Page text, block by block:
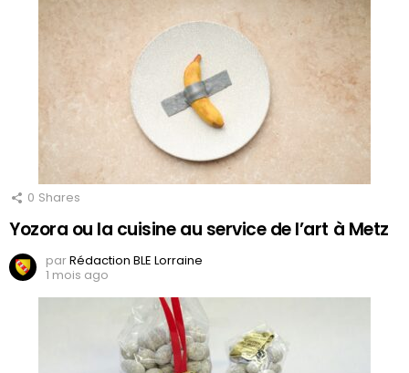
0 Shares
Yozora ou la cuisine au service de l’art à Metz
parRédaction BLE Lorraine
1 mois ago